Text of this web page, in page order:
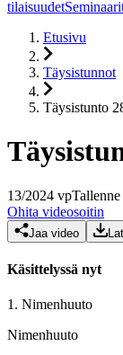
tilaisuudet
Etusivu
Täysistunnot
Täysistunto
13/2024 vpTallenne
Ohita videosoitin
Jaa video
Käsittelyssä nyt
1. Nimenhuuto
Nimenhuuto